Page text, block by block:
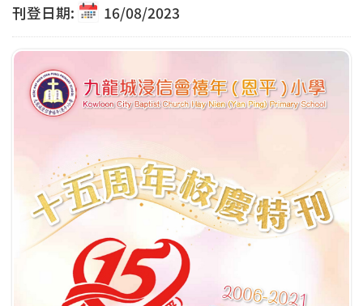
刊登日期:
16/08/2023